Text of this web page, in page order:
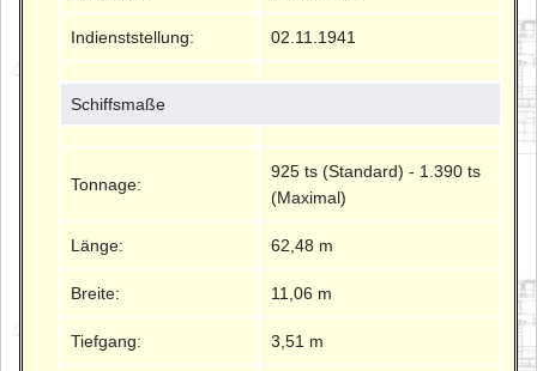
Indienststellung: 02.11.1941
Schiffsmaße
Tonnage:
925 ts (Standard) - 1.390 ts
(Maximal)
Länge: 62,48 m
Breite: 11,06 m
Tiefgang: 3,51 m